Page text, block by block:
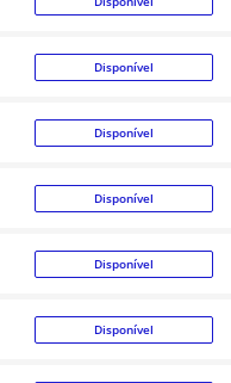
Disponível
Disponível
Disponível
Disponível
Disponível